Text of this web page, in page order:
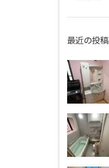
最近の投稿